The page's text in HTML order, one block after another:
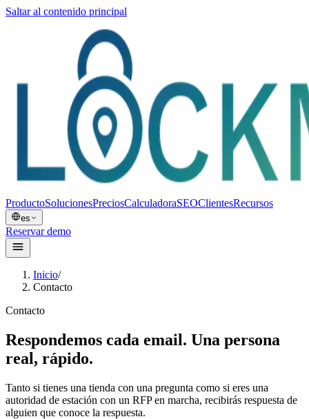
Saltar al contenido principal
ProductoSolucionesPreciosCalculadoraSEOClientesRecursos
es
Reservar demo
Inicio/
Contacto
Contacto
Respondemos cada email. Una persona
real, rápido.
Tanto si tienes una tienda con una pregunta como si eres una
autoridad de estación con un RFP en marcha, recibirás respuesta de
alguien que conoce la respuesta.